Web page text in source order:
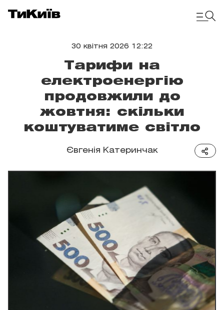
30 квітня 2026 12:22
Тарифи на
електроенергію
продовжили до
жовтня: скільки
коштуватиме світло
Євгенія Катеринчак